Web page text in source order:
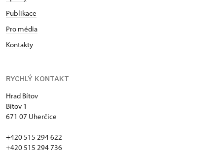
Publikace
Pro média
Kontakty
RYCHLÝ KONTAKT
Hrad Bítov
Bítov 1
671 07 Uherčice
+420 515 294 622
+420 515 294 736